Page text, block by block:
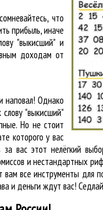
что
прибыль, иначе
"выкисший" и
доходам от
наповал! Однако
"выкисший"
Но не стоит
которого у вас
за вас этот нелёгкий
и нестандартных
вам все инструменты для
и деньги ждут вас!